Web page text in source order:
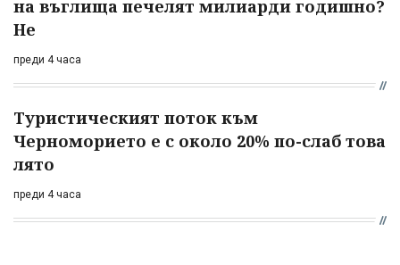
на въглища печелят милиарди годишно?
Не
преди 4 часа
Туристическият поток към
Черноморието е с около 20% по-слаб това
лято
преди 4 часа